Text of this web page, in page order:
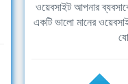
ওয়েবসাইট আপনার
একটি ভালো মানের